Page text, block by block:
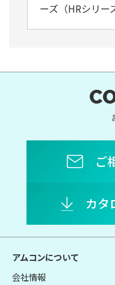
ーズ（HRシリー
ご
カタ
アムコンについて
会社情報